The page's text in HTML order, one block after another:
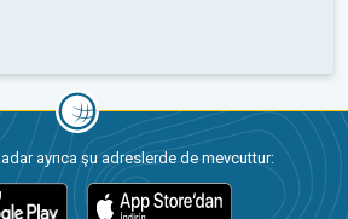
ayrıca şu adreslerde de mevcuttur: